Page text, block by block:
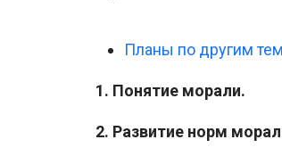
Планы по другим
1. Понятие морали.
2. Развитие норм